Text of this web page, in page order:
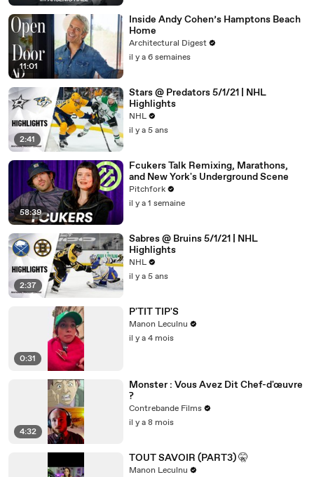
11:01
Inside Andy Cohen’s Hamptons Beach
Home
Architectural Digest
il y a 6 semaines
2:41
Stars @ Predators 5/1/21 | NHL
Highlights
NHL
il y a 5 ans
58:39
Fcukers Talk Remixing, Marathons,
and New York's Underground Scene
Pitchfork
il y a 1 semaine
2:37
Sabres @ Bruins 5/1/21 | NHL
Highlights
NHL
il y a 5 ans
0:31
P'TIT TIP'S
Manon Leculnu
il y a 4 mois
4:32
Monster : Vous Avez Dit Chef-d'œuvre
?
Contrebande Films
il y a 8 mois
TOUT SAVOIR (PART3) 🤫
Manon Leculnu